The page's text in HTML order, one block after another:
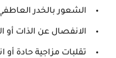
الشعور بالخدر
الانفصال عن الذات أو
تقلبات مزاجية حادة أو